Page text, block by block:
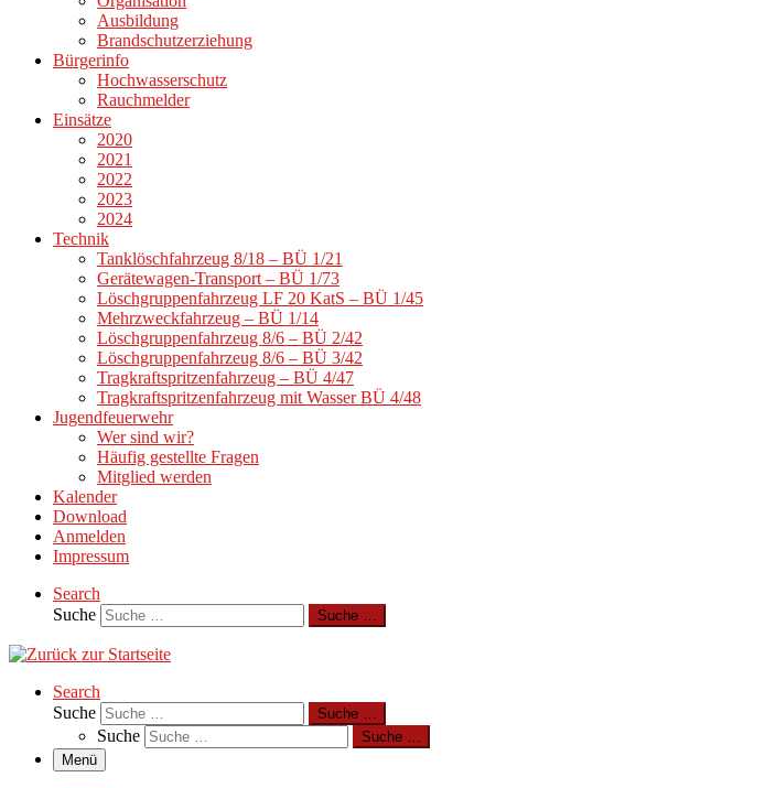
Ausbildung
Brandschutzerziehung
Bürgerinfo
Hochwasserschutz
Rauchmelder
Einsätze
2020
2021
2022
2023
2024
Technik
Tanklöschfahrzeug 8/18 – BÜ 1/21
Gerätewagen-Transport – BÜ 1/73
Löschgruppenfahrzeug LF 20 KatS – BÜ 1/45
Mehrzweckfahrzeug – BÜ 1/14
Löschgruppenfahrzeug 8/6 – BÜ 2/42
Löschgruppenfahrzeug 8/6 – BÜ 3/42
Tragkraftspritzenfahrzeug – BÜ 4/47
Tragkraftspritzenfahrzeug mit Wasser BÜ 4/48
Jugendfeuerwehr
Wer sind wir?
Häufig gestellte Fragen
Mitglied werden
Kalender
Download
Anmelden
Impressum
Search
Suche
Suche …
Search
Suche
Suche …
Suche
Suche …
Menü